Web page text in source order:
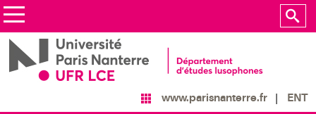
www.parisnanterre.fr ENT